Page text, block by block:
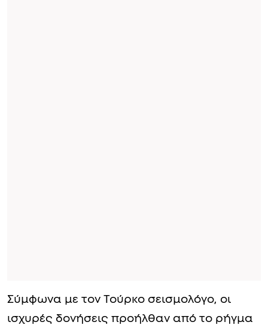
Σύμφωνα με τον Τούρκο σεισμολόγο, οι
ισχυρές δονήσεις προήλθαν από το ρήγμα